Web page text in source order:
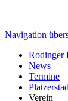
Navigation
Rodinger
News
Termine
Verein